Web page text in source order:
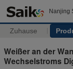
Nanjing
Zuhause
Weißer an der
Wechselstroms